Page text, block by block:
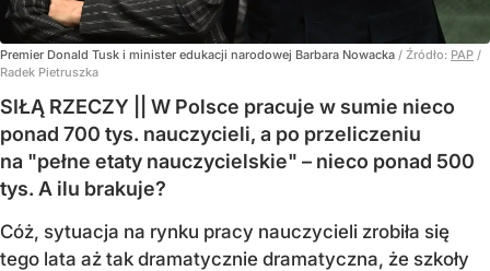
Premier Donald Tusk i minister edukacji narodowej Barbara Nowacka / Źródło: PAP /
Radek Pietruszka
SIŁĄ RZECZY || W Polsce pracuje w sumie nieco
ponad 700 tys. nauczycieli, a po przeliczeniu
na "pełne etaty nauczycielskie" – nieco ponad 500
tys. A ilu brakuje?
Cóż, sytuacja na rynku pracy nauczycieli zrobiła się
tego lata aż tak dramatycznie dramatyczna, że szkoły